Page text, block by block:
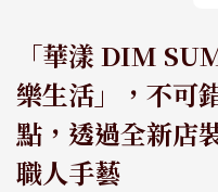
「華漾 DIM
樂生活」，不可
點，透過全新店
職人手藝